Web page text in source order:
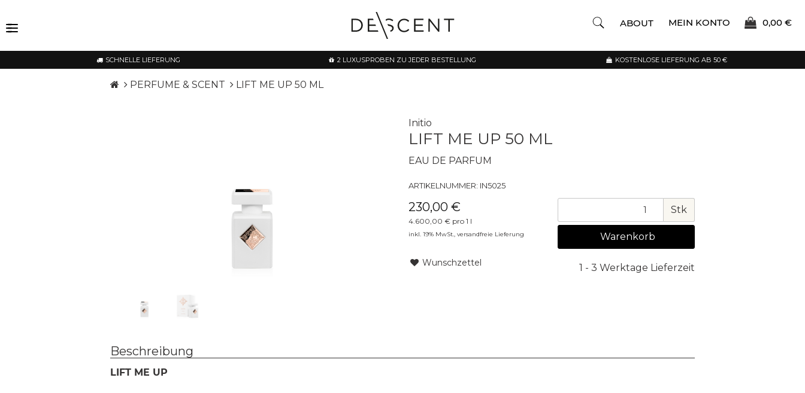
ABOUT MEIN KONTO 0,00 €
SCHNELLE LIEFERUNG 2 LUXUSPROBEN ZU JEDER BESTELLUNG KOSTENLOSE LIEFERUNG AB 50 €
PERFUME & SCENT LIFT ME UP 50 ML
Initio
LIFT ME UP 50 ML
EAU DE PARFUM
ARTIKELNUMMER: IN5025
230,00 €
4.600,00 € pro 1 l
inkl. 19% MwSt., versandfreie Lieferung
Wunschzettel
Stk
Warenkorb
1 - 3 Werktage Lieferzeit
Beschreibung
LIFT ME UP